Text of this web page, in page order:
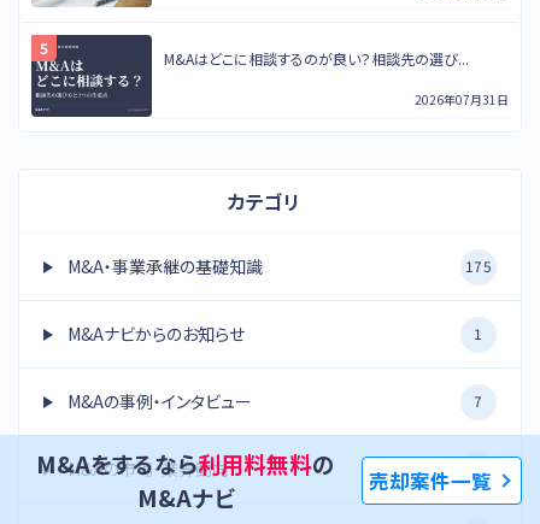
M&Aをするなら利用料無料の
M&Aナビ
売却案件一覧
M&Aはどこに相談するのが良い？相談先の選び...
2026年07月31日
カテゴリ
M&A・事業承継の基礎知識 175
M&Aナビからのお知らせ 1
M&Aの事例・インタビュー 7
M&Aの市場・業界動向 85